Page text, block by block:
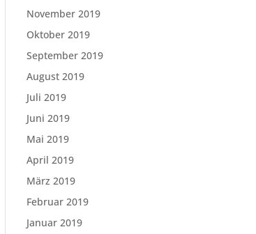
November 2019
Oktober 2019
September 2019
August 2019
Juli 2019
Juni 2019
Mai 2019
April 2019
März 2019
Februar 2019
Januar 2019